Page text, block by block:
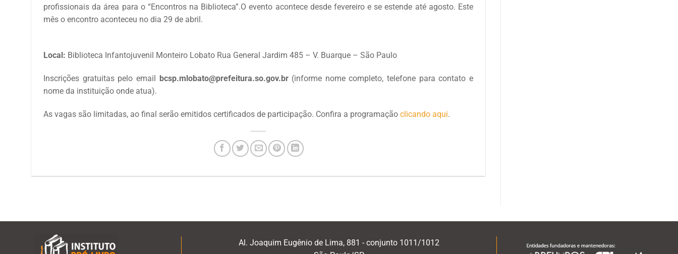
profissionais da área para o “Encontros na Biblioteca”.O evento acontece desde fevereiro e se estende até agosto. Este
mês o encontro aconteceu no dia 29 de abril.
Local: Biblioteca Infantojuvenil Monteiro Lobato Rua General Jardim 485 – V. Buarque – São Paulo
Inscrições gratuitas pelo email bcsp.mlobato@prefeitura.so.gov.br(informe nome completo, telefone para contato e
nome da instituição onde atua).
As vagas são limitadas, ao final serão emitidos certificados de participação. Confira a programação clicando aqui.
Al. Joaquim Eugênio de Lima, 881 - conjunto 1011/1012